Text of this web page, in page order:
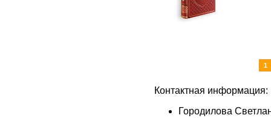
1
Контактная информация:
Городилова